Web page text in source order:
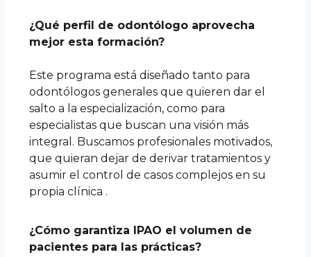
¿Qué perfil de odontólogo aprovecha
mejor esta formación?
Este programa está diseñado tanto para
odontólogos generales que quieren dar el
salto a la especialización, como para
especialistas que buscan una visión más
integral. Buscamos profesionales motivados,
que quieran dejar de derivar tratamientos y
asumir el control de casos complejos en su
propia clínica .
¿Cómo garantiza IPAO el volumen de
pacientes para las prácticas?